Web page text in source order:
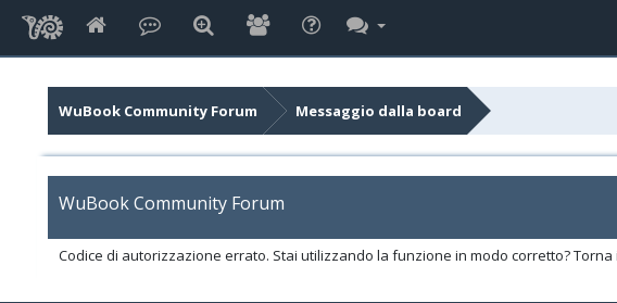
WuBook Community Forum Messaggio dalla board
WuBook Community Forum
Codice di autorizzazione errato. Stai utilizzando la funzione in modo corretto?